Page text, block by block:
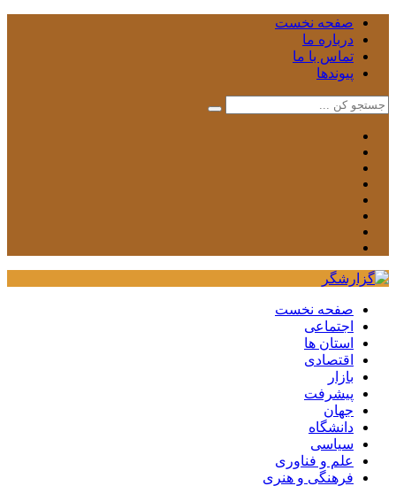
صفحه نخست
درباره ما
تماس با ما
پیوندها
صفحه نخست
اجتماعی
استان ها
اقتصادی
بازار
پیشرفت
جهان
دانشگاه
سیاسی
علم و فناوری
فرهنگی و هنری